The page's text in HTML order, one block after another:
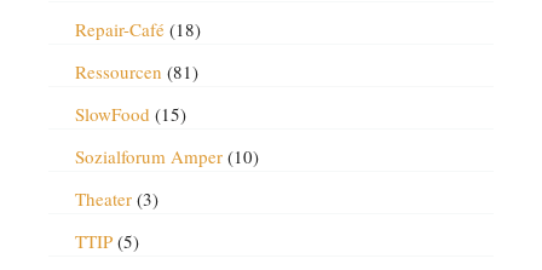
Repair-Café(18)
Ressourcen (81)
SlowFood (15)
Sozialforum Amper(10)
Theater(3)
TTIP(5)